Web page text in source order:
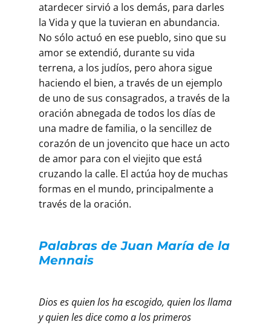
atardecer sirvió a los demás, para darles
la Vida y que la tuvieran en abundancia.
No sólo actuó en ese pueblo, sino que su
amor se extendió, durante su vida
terrena, a los judíos, pero ahora sigue
haciendo el bien, a través de un ejemplo
de uno de sus consagrados, a través de la
oración abnegada de todos los días de
una madre de familia, o la sencillez de
corazón de un jovencito que hace un acto
de amor para con el viejito que está
cruzando la calle. El actúa hoy de muchas
formas en el mundo, principalmente a
través de la oración.
Palabras de Juan María de la
Mennais
Dios es quien los ha escogido, quien los llama
y quien les dice como a los primeros